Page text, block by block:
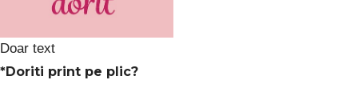
Doar text
*Doriti print pe plic?